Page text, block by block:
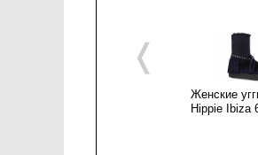
Женские
Hippie Ibiza
❬